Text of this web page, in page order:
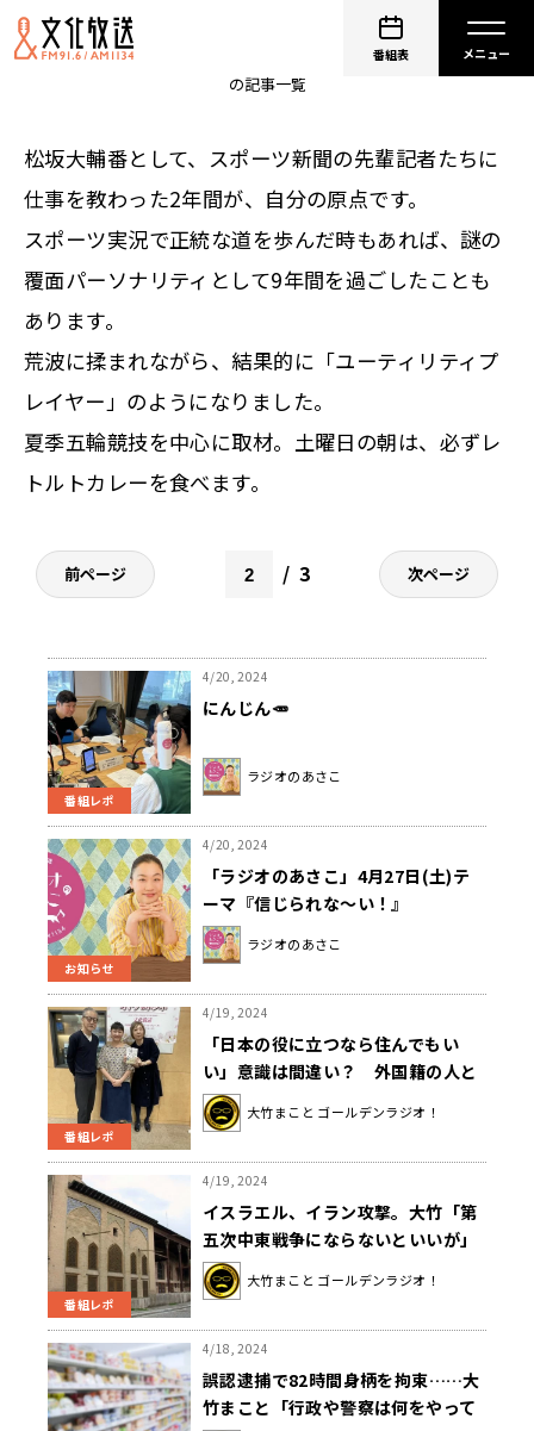
番組表
の記事一覧
松坂大輔番として、スポーツ新聞の先輩記者たちに
仕事を教わった2年間が、自分の原点です。
スポーツ実況で正統な道を歩んだ時もあれば、謎の
覆面パーソナリティとして9年間を過ごしたことも
あります。
荒波に揉まれながら、結果的に「ユーティリティプ
レイヤー」のようになりました。
夏季五輪競技を中心に取材。土曜日の朝は、必ずレ
トルトカレーを食べます。
前ページ 3 次ページ
番組レポ
4/20, 2024
にんじん🥕
ラジオのあさこ
お知らせ
4/20, 2024
「ラジオのあさこ」4月27日(土)テ
ーマ『信じられな～い！』
ラジオのあさこ
番組レポ
4/19, 2024
「日本の役に立つなら住んでもい
い」意識は間違い？ 外国籍の人と
入管に今なにが起きているのか
大竹まこと ゴールデンラジオ！
番組レポ
4/19, 2024
イスラエル、イラン攻撃。大竹「第
五次中東戦争にならないといいが」
大竹まこと ゴールデンラジオ！
4/18, 2024
誤認逮捕で82時間身柄を拘束……大
竹まこと「行政や警察は何をやって